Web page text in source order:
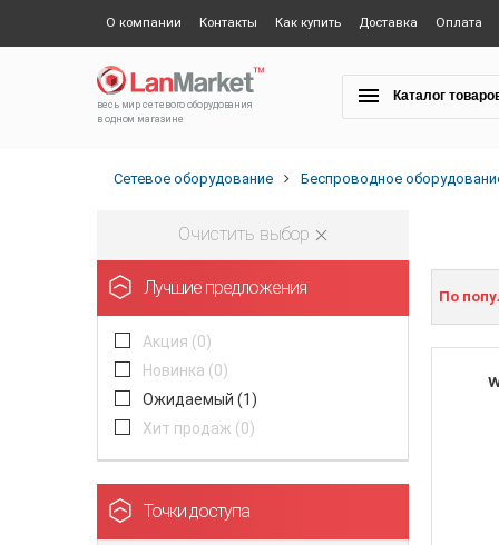
О компании Контакты Как купить Доставка Оплата
весь мир сетевого оборудования
в одном магазине
Каталог
Сетевое оборудование Беспроводное
Очистить выбор
Лучшие предложения
Акция (0)
Новинка (0)
Ожидаемый (1)
Хит продаж (0)
Точки доступа
По